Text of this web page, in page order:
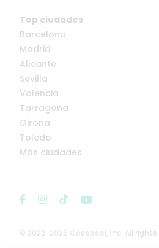
© 2022-2026 Cocopool, Inc. All rights
Top ciudades
Barcelona
Madrid
Alicante
Sevilla
Valencia
Tarragona
Girona
Toledo
Más ciudades